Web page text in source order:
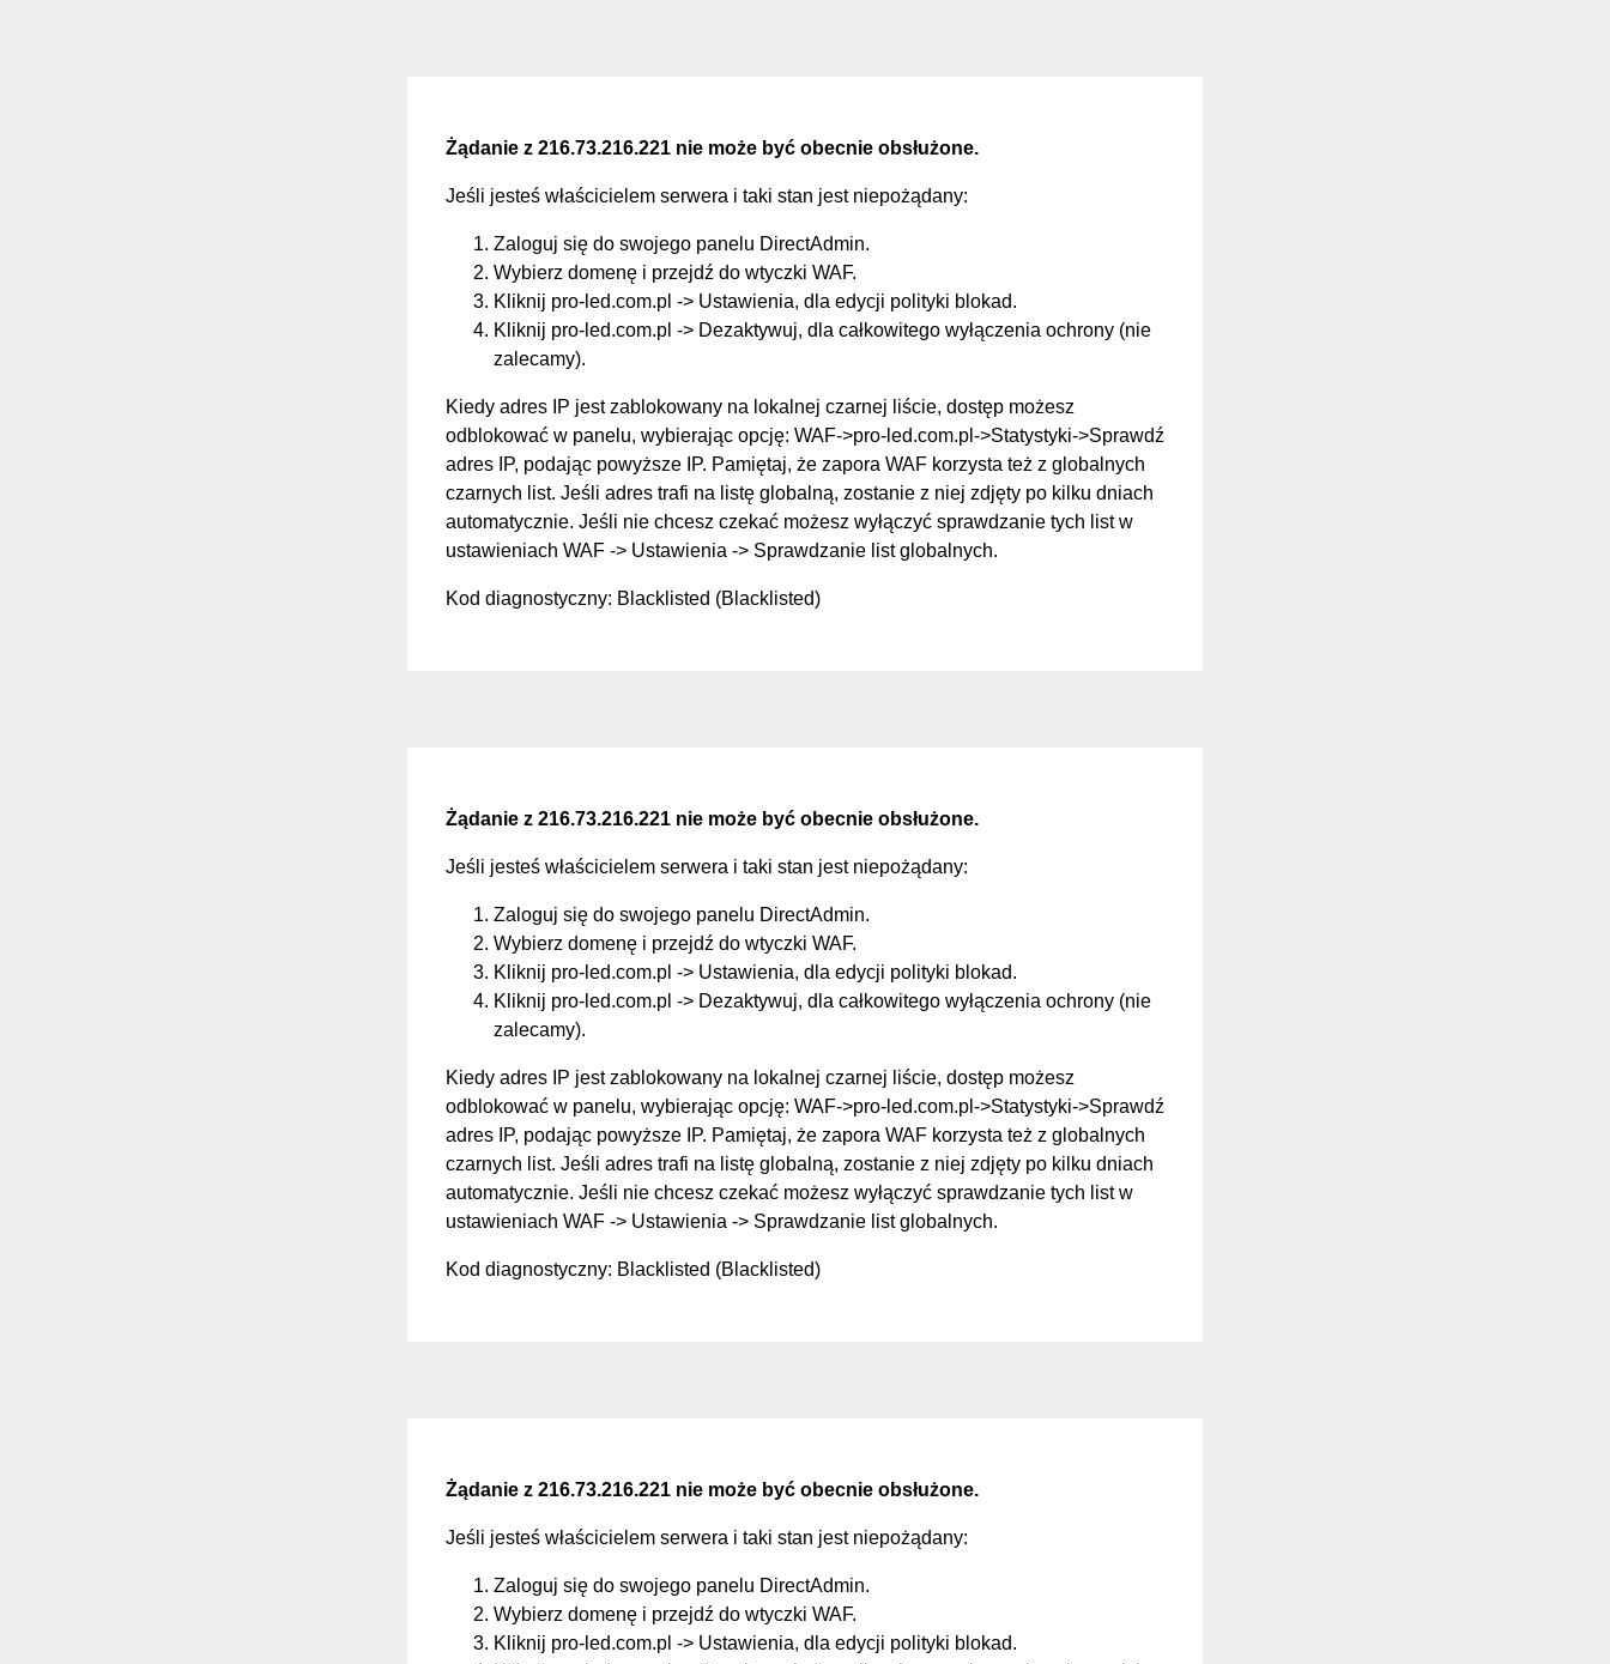
Żądanie z 216.73.216.221 nie może być obecnie obsłużone.
Jeśli jesteś właścicielem serwera i taki stan jest niepożądany:
Zaloguj się do swojego panelu DirectAdmin.
Wybierz domenę i przejdź do wtyczki WAF.
Kliknij pro-led.com.pl -> Ustawienia, dla edycji polityki blokad.
Kliknij pro-led.com.pl -> Dezaktywuj, dla całkowitego wyłączenia ochrony (nie
zalecamy).
Kiedy adres IP jest zablokowany na lokalnej czarnej liście, dostęp możesz
odblokować w panelu, wybierając opcję: WAF->pro-led.com.pl->Statystyki->Sprawdź
adres IP, podając powyższe IP. Pamiętaj, że zapora WAF korzysta też z globalnych
czarnych list. Jeśli adres trafi na listę globalną, zostanie z niej zdjęty po kilku dniach
automatycznie. Jeśli nie chcesz czekać możesz wyłączyć sprawdzanie tych list w
ustawieniach WAF -> Ustawienia -> Sprawdzanie list globalnych.
Kod diagnostyczny: Blacklisted (Blacklisted)
Żądanie z 216.73.216.221 nie może być obecnie obsłużone.
Jeśli jesteś właścicielem serwera i taki stan jest niepożądany:
Zaloguj się do swojego panelu DirectAdmin.
Wybierz domenę i przejdź do wtyczki WAF.
Kliknij pro-led.com.pl -> Ustawienia, dla edycji polityki blokad.
Kliknij pro-led.com.pl -> Dezaktywuj, dla całkowitego wyłączenia ochrony (nie
zalecamy).
Kiedy adres IP jest zablokowany na lokalnej czarnej liście, dostęp możesz
odblokować w panelu, wybierając opcję: WAF->pro-led.com.pl->Statystyki->Sprawdź
adres IP, podając powyższe IP. Pamiętaj, że zapora WAF korzysta też z globalnych
czarnych list. Jeśli adres trafi na listę globalną, zostanie z niej zdjęty po kilku dniach
automatycznie. Jeśli nie chcesz czekać możesz wyłączyć sprawdzanie tych list w
ustawieniach WAF -> Ustawienia -> Sprawdzanie list globalnych.
Kod diagnostyczny: Blacklisted (Blacklisted)
Żądanie z 216.73.216.221 nie może być obecnie obsłużone.
Jeśli jesteś właścicielem serwera i taki stan jest niepożądany:
Zaloguj się do swojego panelu DirectAdmin.
Wybierz domenę i przejdź do wtyczki WAF.
Kliknij pro-led.com.pl -> Ustawienia, dla edycji polityki blokad.